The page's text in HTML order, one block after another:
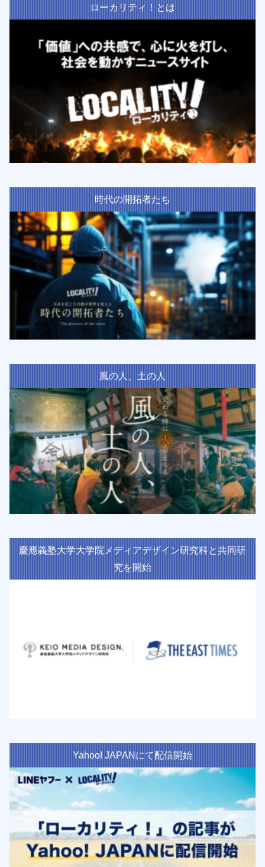
ローカリティ！とは
時代の開拓者たち
風の人、土の人
慶應義塾大学大学院メディアデザイン研究科と共同研
究を開始
Yahoo! JAPANにて配信開始